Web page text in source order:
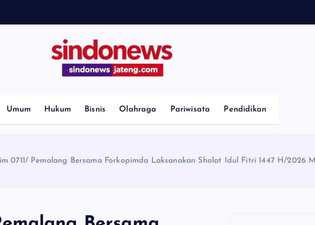
Umum Hukum Bisnis Olahraga Pariwisata Pendidikan
0711/ Pemalang Bersama Forkopimda Laksanakan Sholat Idul Fitri 1447 H/2026 M